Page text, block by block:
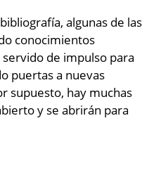
algunas de las
conocimientos
de impulso para
puertas a nuevas
supuesto, hay muchas
y se abrirán para